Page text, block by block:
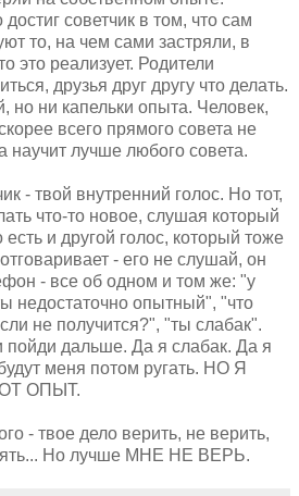
советчик в том, что сам
то, на чем сами застряли, в
это реализует. Родители
друзья друг другу что делать.
но ни капельки опыта. Человек,
всего прямого совета не
научит лучше любого совета.
- твой внутренний голос. Но тот,
что-то новое, слушая который
и другой голос, который тоже
- его не слушай, он
- все об одном и том же: "у
недостаточно опытный", "что
не получится?", "ты слабак".
дальше. Да я слабак. Да я
меня потом ругать. НО Я
ОПЫТ.
- твое дело верить, не верить,
Но лучше МНЕ НЕ ВЕРЬ.